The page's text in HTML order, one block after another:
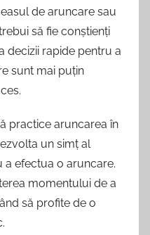
de aruncare sau
să fie conștienți
decizii rapide pentru a
sunt mai puțin
practice aruncarea în
un simț al
efectua o aruncare.
momentului de a
să profite de o